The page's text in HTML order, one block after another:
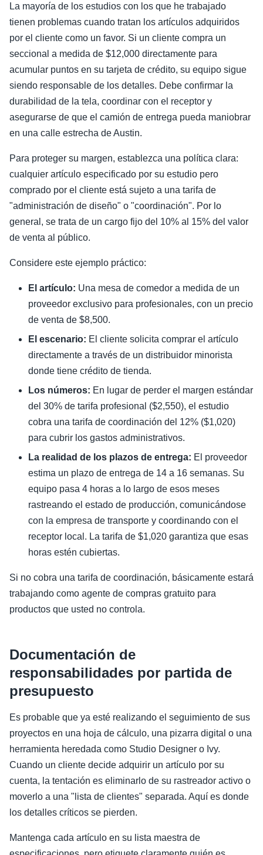
La mayoría de los estudios con los que he trabajado
tienen problemas cuando tratan los artículos adquiridos
por el cliente como un favor. Si un cliente compra un
seccional a medida de $12,000 directamente para
acumular puntos en su tarjeta de crédito, su equipo sigue
siendo responsable de los detalles. Debe confirmar la
durabilidad de la tela, coordinar con el receptor y
asegurarse de que el camión de entrega pueda maniobrar
en una calle estrecha de Austin.
Para proteger su margen, establezca una política clara:
cualquier artículo especificado por su estudio pero
comprado por el cliente está sujeto a una tarifa de
"administración de diseño" o "coordinación". Por lo
general, se trata de un cargo fijo del 10% al 15% del valor
de venta al público.
Considere este ejemplo práctico:
El artículo: Una mesa de comedor a medida de un
proveedor exclusivo para profesionales, con un precio
de venta de $8,500.
El escenario: El cliente solicita comprar el artículo
directamente a través de un distribuidor minorista
donde tiene crédito de tienda.
Los números: En lugar de perder el margen estándar
del 30% de tarifa profesional ($2,550), el estudio
cobra una tarifa de coordinación del 12% ($1,020)
para cubrir los gastos administrativos.
La realidad de los plazos de entrega: El proveedor
estima un plazo de entrega de 14 a 16 semanas. Su
equipo pasa 4 horas a lo largo de esos meses
rastreando el estado de producción, comunicándose
con la empresa de transporte y coordinando con el
receptor local. La tarifa de $1,020 garantiza que esas
horas estén cubiertas.
Si no cobra una tarifa de coordinación, básicamente estará
trabajando como agente de compras gratuito para
productos que usted no controla.
Documentación de
responsabilidades por partida de
presupuesto
Es probable que ya esté realizando el seguimiento de sus
proyectos en una hoja de cálculo, una pizarra digital o una
herramienta heredada como Studio Designer o Ivy.
Cuando un cliente decide adquirir un artículo por su
cuenta, la tentación es eliminarlo de su rastreador activo o
moverlo a una "lista de clientes" separada. Aquí es donde
los detalles críticos se pierden.
Mantenga cada artículo en su lista maestra de